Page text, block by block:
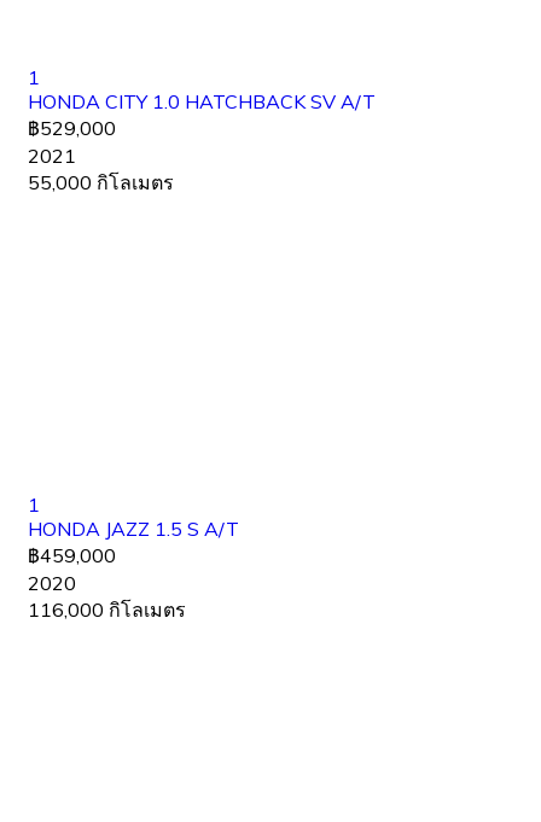
1
HONDA CITY 1.0 HATCHBACK SV A/T
฿529,000
2021
55,000 กิโลเมตร
1
HONDA JAZZ 1.5 S A/T
฿459,000
2020
116,000 กิโลเมตร